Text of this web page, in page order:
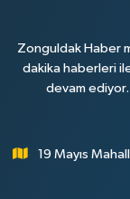
Zonguldak Haber
dakika haberleri
devam
19 Mayıs